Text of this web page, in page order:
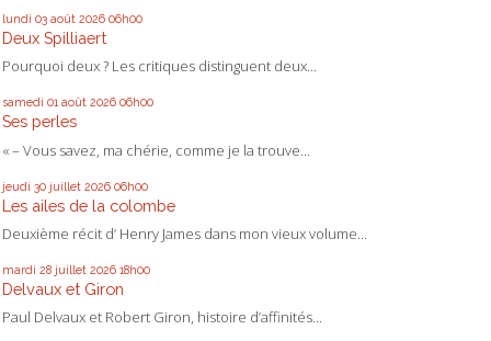
lundi 03 août 2026 06h00
Deux Spilliaert
Pourquoi deux ? Les critiques distinguent deux...
samedi 01 août 2026 06h00
Ses perles
« – Vous savez, ma chérie, comme je la trouve...
jeudi 30 juillet 2026 06h00
Les ailes de la colombe
Deuxième récit d’ Henry James dans mon vieux volume...
mardi 28 juillet 2026 18h00
Delvaux et Giron
Paul Delvaux et Robert Giron, histoire d’affinités...